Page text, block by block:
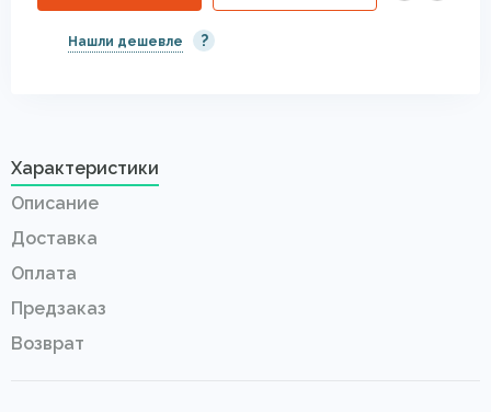
Нашли дешевле ?
Характеристики
Описание
Доставка
Оплата
Предзаказ
Возврат